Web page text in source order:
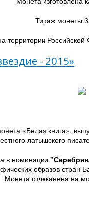
Тираж монеты
- 2015»
«Белая книга»,
латышского
в номинации
образов
Монета отчеканена на